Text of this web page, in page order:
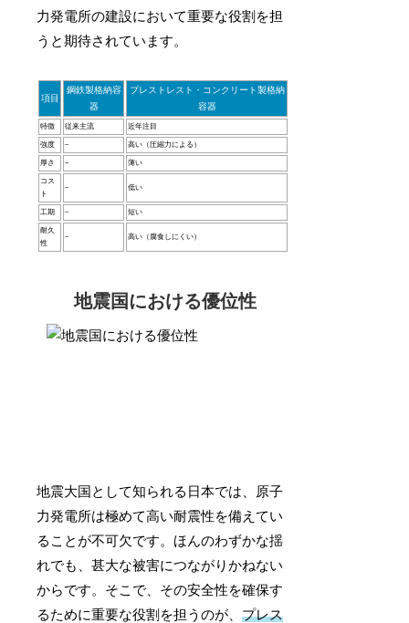
力発電所の建設において重要な役割を担
うと期待されています。
項目
鋼鉄製格納容
器
プレストレスト・コンクリート製格納
容器
特徴 従来主流 近年注目
強度 – 高い（圧縮力による）
厚さ – 薄い
コス
ト
– 低い
工期 – 短い
耐久
性
– 高い（腐食しにくい）
地震国における優位性
地震大国として知られる日本では、原子
力発電所は極めて高い耐震性を備えてい
ることが不可欠です。ほんのわずかな揺
れでも、甚大な被害につながりかねない
からです。そこで、その安全性を確保す
るために重要な役割を担うのが、プレス